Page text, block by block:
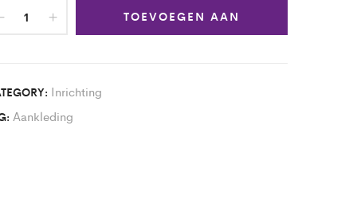
TOEVOEGEN AAN
Inrichting
Aankleding